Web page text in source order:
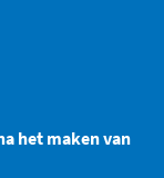
het maken van